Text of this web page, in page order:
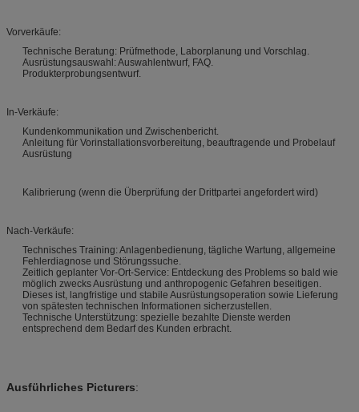
Vorverkäufe:
Technische Beratung: Prüfmethode, Laborplanung und Vorschlag.
Ausrüstungsauswahl: Auswahlentwurf, FAQ.
Produkterprobungsentwurf.
In-Verkäufe:
Kundenkommunikation und Zwischenbericht.
Anleitung für Vorinstallationsvorbereitung, beauftragende und Probelauf
Ausrüstung
Kalibrierung (wenn die Überprüfung der Drittpartei angefordert wird)
Nach-Verkäufe:
Technisches Training: Anlagenbedienung, tägliche Wartung, allgemeine
Fehlerdiagnose und Störungssuche.
Zeitlich geplanter Vor-Ort-Service: Entdeckung des Problems so bald wie
möglich zwecks Ausrüstung und anthropogenic Gefahren beseitigen.
Dieses ist, langfristige und stabile Ausrüstungsoperation sowie Lieferung
von spätesten technischen Informationen sicherzustellen.
Technische Unterstützung: spezielle bezahlte Dienste werden
entsprechend dem Bedarf des Kunden erbracht.
Ausführliches Picturers: